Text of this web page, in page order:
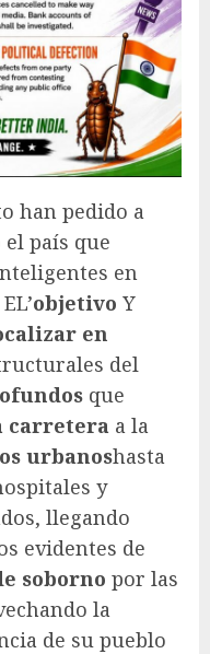
han pedido a
país que
en
objetivo Y
en
del
que
carretera a la
urbanoshasta
y
llegando
evidentes de
soborno por las
la
de su pueblo